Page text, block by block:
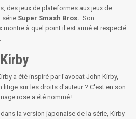
des jeux de plateformes aux jeux de
série Super Smash Bros.. Son
montre à quel point il est aimé et respecté
a été inspiré par l'avocat John Kirby,
litige sur les droits d'auteur ? C'est en son
rose a été nommé !
la version japonaise de la série, Kirby